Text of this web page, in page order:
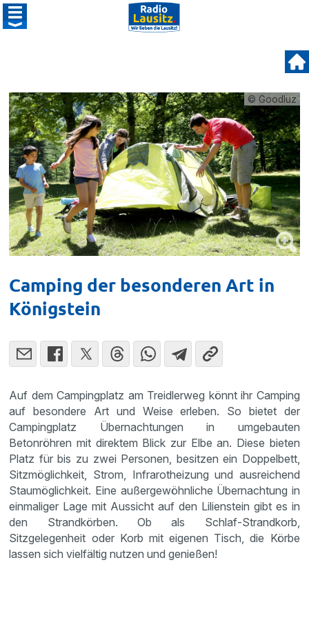
© Goodluz
Camping der besonderen Art in
Königstein
Auf dem Campingplatz am Treidlerweg könnt ihr Camping
auf besondere Art und Weise erleben. So bietet der
Campingplatz Übernachtungen in umgebauten
Betonröhren mit direktem Blick zur Elbe an. Diese bieten
Platz für bis zu zwei Personen, besitzen ein Doppelbett,
Sitzmöglichkeit, Strom, Infrarotheizung und ausreichend
Staumöglichkeit. Eine außergewöhnliche Übernachtung in
einmaliger Lage mit Aussicht auf den Lilienstein gibt es in
den Strandkörben. Ob als Schlaf-Strandkorb,
Sitzgelegenheit oder Korb mit eigenen Tisch, die Körbe
lassen sich vielfältig nutzen und genießen!